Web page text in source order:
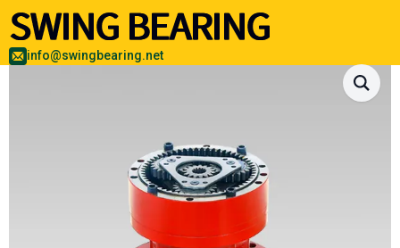
info@swingbearing.net